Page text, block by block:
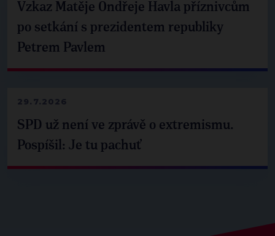
Vzkaz Matěje Ondřeje Havla příznivcům
po setkání s prezidentem republiky
Petrem Pavlem
29.7.2026
SPD už není ve zprávě o extremismu.
Pospíšil: Je tu pachuť